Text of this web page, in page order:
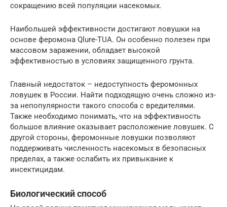
сокращению всей популяции насекомых.
Наибольшей эффективности достигают ловушки на
основе феромона Qlure-TUA. Он особенно полезен при
массовом заражении, обладает высокой
эффективностью в условиях защищенного грунта.
Главный недостаток – недоступность феромонных
ловушек в России. Найти подходящую очень сложно из-
за непопулярности такого способа с вредителями.
Также необходимо понимать, что на эффективность
большое влияние оказывает расположение ловушек. С
другой стороны, феромонные ловушки позволяют
поддерживать численность насекомых в безопасных
пределах, а также ослабить их привыкание к
инсектицидам.
Биологический способ